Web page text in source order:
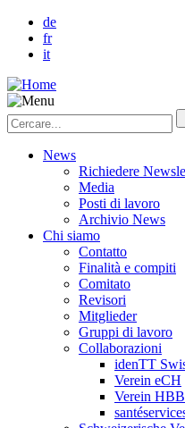
de
fr
it
News
Richiedere
Media
Posti di lavoro
Archivio News
Chi siamo
Contatto
Finalità e compiti
Comitato
Revisori
Mitglieder
Gruppi di lavoro
Collaborazioni
idenTT
Verein eCH
Verein